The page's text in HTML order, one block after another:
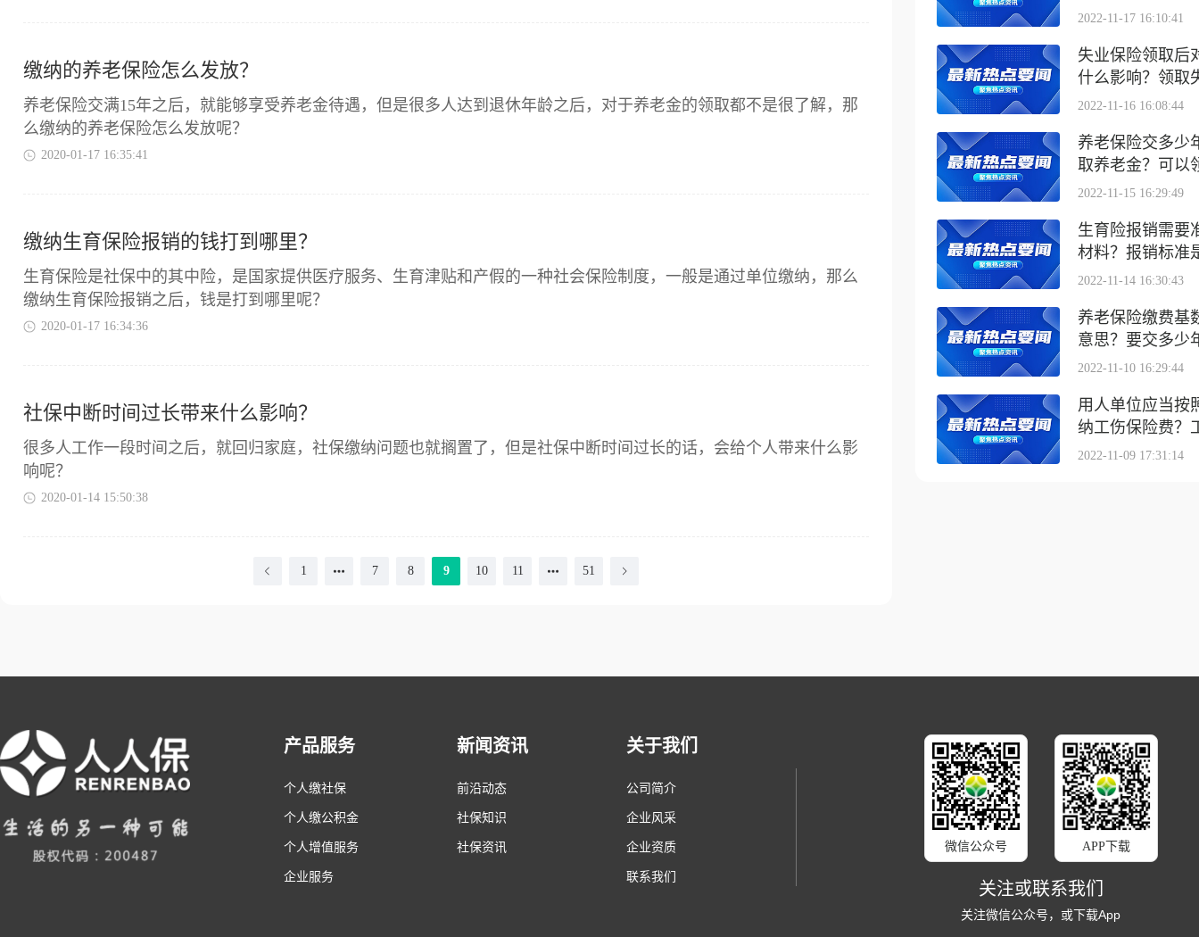
缴纳的养老保险怎么发放？
​养老保险交满15年之后，就能够享受养老金待遇，但是很多人达到退休年龄之后，对于养老金的领取都不是很了解，那
么缴纳的养老保险怎么发放呢？
2020-01-17 16:35:41
缴纳生育保险报销的钱打到哪里？
​生育保险是社保中的其中险，是国家提供医疗服务、生育津贴和产假的一种社会保险制度，一般是通过单位缴纳，那么
缴纳生育保险报销之后，钱是打到哪里呢？
2020-01-17 16:34:36
社保中断时间过长带来什么影响？
​很多人工作一段时间之后，就回归家庭，社保缴纳问题也就搁置了，但是社保中断时间过长的话，会给个人带来什么影
响呢？
2020-01-14 15:50:38
1 7 8 9 10 11 51
2022-11-17 16:10:41
失业保险领取后
什么影响？领取
2022-11-16 16:08:44
养老保险交多少
取养老金？可以
2022-11-15 16:29:49
生育险报销需要
材料？报销标准
2022-11-14 16:30:43
养老保险缴费基
意思？要交多少
2022-11-10 16:29:44
用人单位应当按
纳工伤保险费？
2022-11-09 17:31:14
产品服务
个人缴社保
个人缴公积金
个人增值服务
企业服务
新闻资讯
前沿动态
社保知识
社保资讯
关于我们
公司简介
企业风采
企业资质
联系我们
微信公众号 APP下载
关注或联系我们
关注微信公众号，或下载App